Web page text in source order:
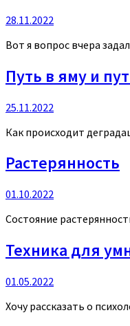
28.11.2022
Вот я вопрос вчера
Путь в яму и
25.11.2022
Как происходит
Растерянность
01.10.2022
Состояние
Техника для
01.05.2022
Хочу рассказать о